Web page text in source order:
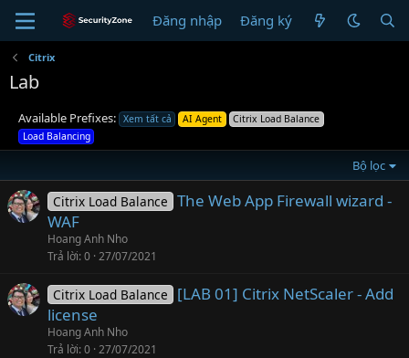
Đăng nhập Đăng ký
Citrix
Lab
Available Prefixes: Xem tất cả AI Agent
Citrix Load Balance
Load Balancing
Bộ lọc
Citrix Load Balance The Web App Firewall wizard -
WAF
Hoang Anh Nho
Trả lời 0 27/07/2021
Citrix Load Balance
[LAB 01] Citrix NetScaler - Add
license
Hoang Anh Nho
Trả lời 0 27/07/2021